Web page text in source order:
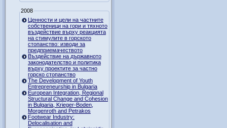
2008
Ценности и цели на частните
собственици на гори и тяхното
въздействие върху реакцията
на стимулите в горското
стопанство: изводи за
предприемачеството
Въздействие на държавното
законодателство и политика
върху проектите за частно
горско стопанство
The Development of Youth
Entrepreneurship in Bulgaria
European Integration, Regional
Structural Change and Cohesion
in Bulgaria, Krieger-Boden,
Morgenroth and Petrakos
Footwear Industry:
Delocalisation and